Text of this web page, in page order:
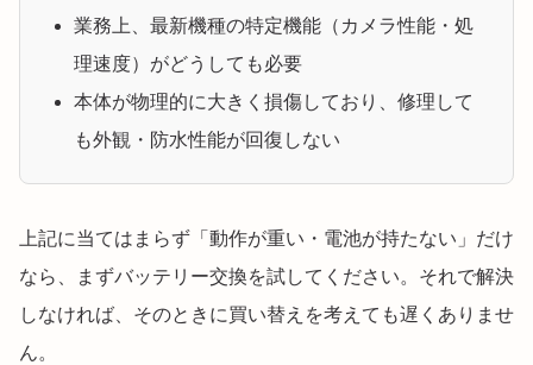
業務上、最新機種の特定機能（カメラ性能・処
理速度）がどうしても必要
本体が物理的に大きく損傷しており、修理して
も外観・防水性能が回復しない
上記に当てはまらず「動作が重い・電池が持たない」だけ
なら、まずバッテリー交換を試してください。それで解決
しなければ、そのときに買い替えを考えても遅くありませ
ん。